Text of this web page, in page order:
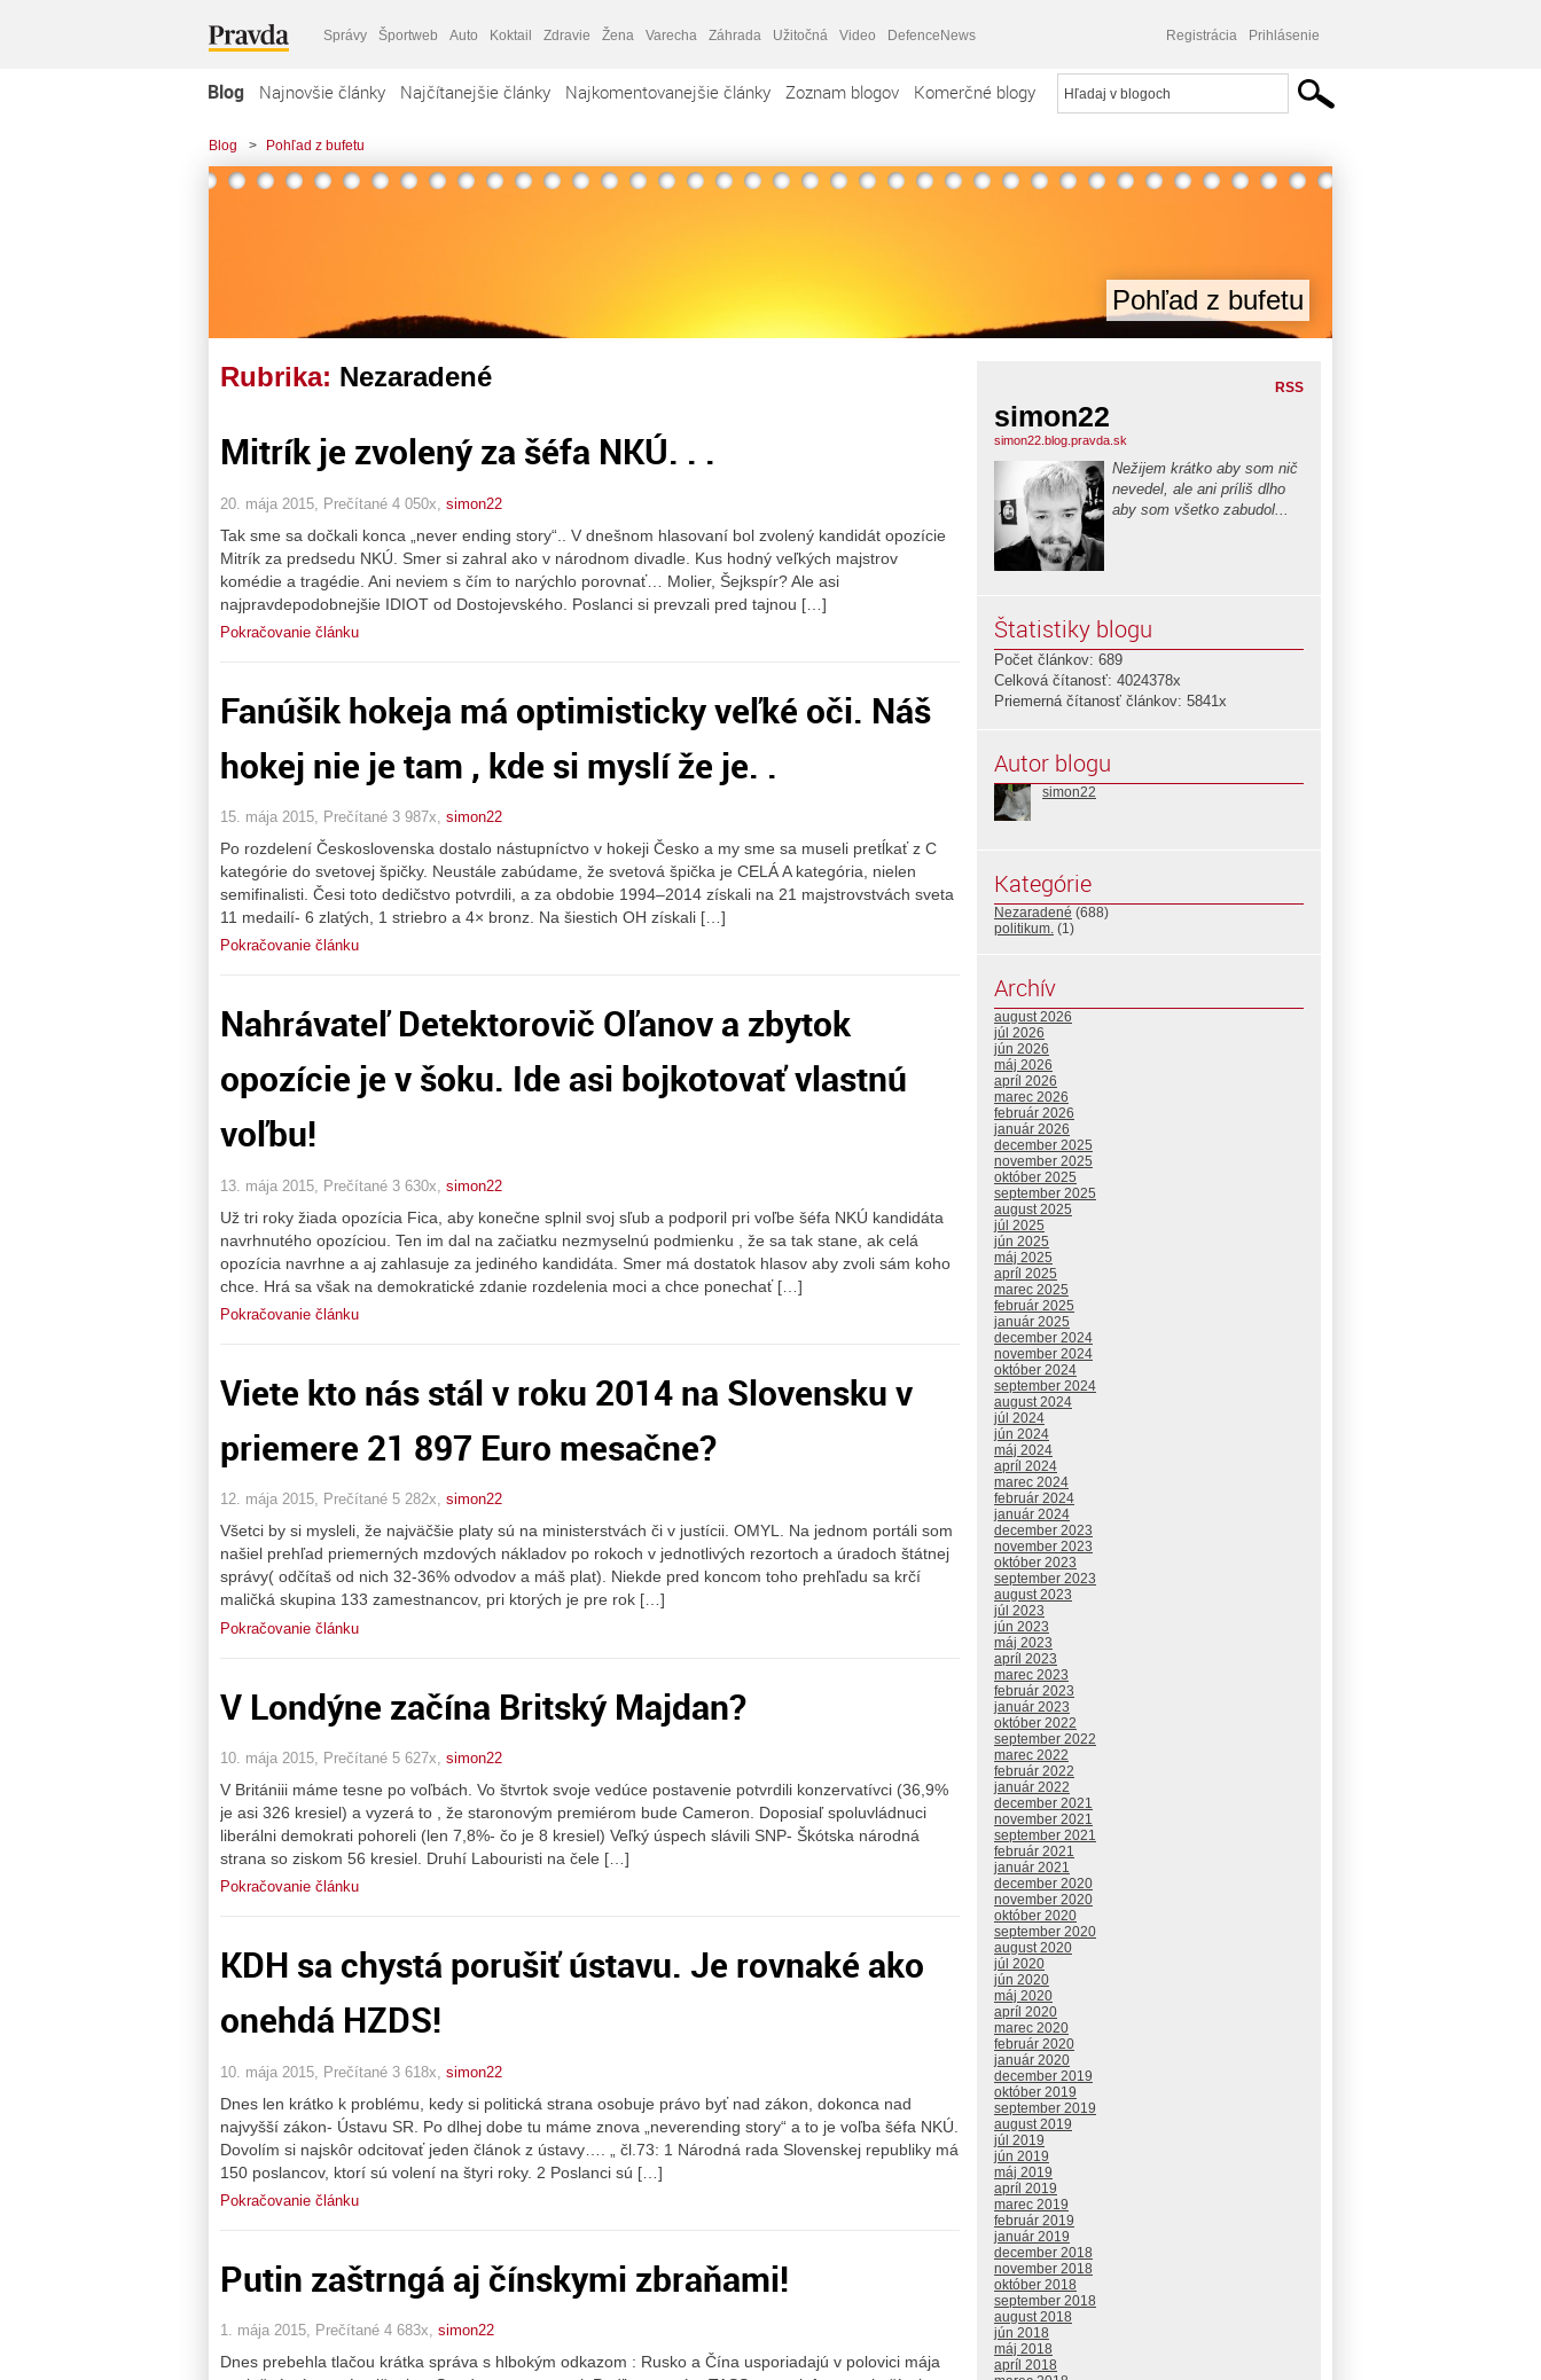
Správy Športweb Auto Koktail Zdravie Žena Varecha Záhrada Užitočná Video DefenceNews Registrácia Prihlásenie
Blog Najnovšie články Najčítanejšie články Najkomentovanejšie články Zoznam blogov Komerčné blogy
Blog > Pohľad z bufetu
Pohľad z bufetu
Rubrika: Nezaradené
Mitrík je zvolený za šéfa NKÚ. . .
20. mája 2015, Prečítané 4 050x, simon22
Tak sme sa dočkali konca „never ending story“.. V dnešnom hlasovaní bol zvolený kandidát opozície
Mitrík za predsedu NKÚ. Smer si zahral ako v národnom divadle. Kus hodný veľkých majstrov
komédie a tragédie. Ani neviem s čím to narýchlo porovnať… Molier, Šejkspír? Ale asi
najpravdepodobnejšie IDIOT od Dostojevského. Poslanci si prevzali pred tajnou […]
Pokračovanie článku
Fanúšik hokeja má optimisticky veľké oči. Náš
hokej nie je tam , kde si myslí že je. .
15. mája 2015, Prečítané 3 987x, simon22
Po rozdelení Československa dostalo nástupníctvo v hokeji Česko a my sme sa museli pretĺkať z C
kategórie do svetovej špičky. Neustále zabúdame, že svetová špička je CELÁ A kategória, nielen
semifinalisti. Česi toto dedičstvo potvrdili, a za obdobie 1994–2014 získali na 21 majstrovstvách sveta
11 medailí- 6 zlatých, 1 striebro a 4× bronz. Na šiestich OH získali […]
Pokračovanie článku
Nahrávateľ Detektorovič Oľanov a zbytok
opozície je v šoku. Ide asi bojkotovať vlastnú
voľbu!
13. mája 2015, Prečítané 3 630x, simon22
Už tri roky žiada opozícia Fica, aby konečne splnil svoj sľub a podporil pri voľbe šéfa NKÚ kandidáta
navrhnutého opozíciou. Ten im dal na začiatku nezmyselnú podmienku , že sa tak stane, ak celá
opozícia navrhne a aj zahlasuje za jediného kandidáta. Smer má dostatok hlasov aby zvoli sám koho
chce. Hrá sa však na demokratické zdanie rozdelenia moci a chce ponechať […]
Pokračovanie článku
Viete kto nás stál v roku 2014 na Slovensku v
priemere 21 897 Euro mesačne?
12. mája 2015, Prečítané 5 282x, simon22
Všetci by si mysleli, že najväčšie platy sú na ministerstvách či v justícii. OMYL. Na jednom portáli som
našiel prehľad priemerných mzdových nákladov po rokoch v jednotlivých rezortoch a úradoch štátnej
správy( odčítaš od nich 32-36% odvodov a máš plat). Niekde pred koncom toho prehľadu sa krčí
maličká skupina 133 zamestnancov, pri ktorých je pre rok […]
Pokračovanie článku
V Londýne začína Britský Majdan?
10. mája 2015, Prečítané 5 627x, simon22
V Britániii máme tesne po voľbách. Vo štvrtok svoje vedúce postavenie potvrdili konzervatívci (36,9%
je asi 326 kresiel) a vyzerá to , že staronovým premiérom bude Cameron. Doposiaľ spoluvládnuci
liberálni demokrati pohoreli (len 7,8%- čo je 8 kresiel) Veľký úspech slávili SNP- Škótska národná
strana so ziskom 56 kresiel. Druhí Labouristi na čele […]
Pokračovanie článku
KDH sa chystá porušiť ústavu. Je rovnaké ako
onehdá HZDS!
10. mája 2015, Prečítané 3 618x, simon22
Dnes len krátko k problému, kedy si politická strana osobuje právo byť nad zákon, dokonca nad
najvyšší zákon- Ústavu SR. Po dlhej dobe tu máme znova „neverending story“ a to je voľba šéfa NKÚ.
Dovolím si najskôr odcitovať jeden článok z ústavy…. „ čl.73: 1 Národná rada Slovenskej republiky má
150 poslancov, ktorí sú volení na štyri roky. 2 Poslanci sú […]
Pokračovanie článku
Putin zaštrngá aj čínskymi zbraňami!
1. mája 2015, Prečítané 4 683x, simon22
Dnes prebehla tlačou krátka správa s hlbokým odkazom : Rusko a Čína usporiadajú v polovici mája
RSS
simon22
simon22.blog.pravda.sk
Nežijem krátko aby som nič
nevedel, ale ani príliš dlho
aby som všetko zabudol...
Štatistiky blogu
Počet článkov: 689
Celková čítanosť: 4024378x
Priemerná čítanosť článkov: 5841x
Autor blogu
simon22
Kategórie
Nezaradené (688)
politikum. (1)
Archív
august 2026
júl 2026
jún 2026
máj 2026
apríl 2026
marec 2026
február 2026
január 2026
december 2025
november 2025
október 2025
september 2025
august 2025
júl 2025
jún 2025
máj 2025
apríl 2025
marec 2025
február 2025
január 2025
december 2024
november 2024
október 2024
september 2024
august 2024
júl 2024
jún 2024
máj 2024
apríl 2024
marec 2024
február 2024
január 2024
december 2023
november 2023
október 2023
september 2023
august 2023
júl 2023
jún 2023
máj 2023
apríl 2023
marec 2023
február 2023
január 2023
október 2022
september 2022
marec 2022
február 2022
január 2022
december 2021
november 2021
september 2021
február 2021
január 2021
december 2020
november 2020
október 2020
september 2020
august 2020
júl 2020
jún 2020
máj 2020
apríl 2020
marec 2020
február 2020
január 2020
december 2019
október 2019
september 2019
august 2019
júl 2019
jún 2019
máj 2019
apríl 2019
marec 2019
február 2019
január 2019
december 2018
november 2018
október 2018
september 2018
august 2018
jún 2018
máj 2018
apríl 2018